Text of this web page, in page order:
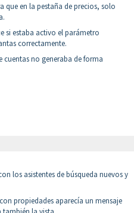
que en la pestaña de precios, solo
si estaba activo el parámetro
correctamente.
no generaba de forma
los asistentes de búsqueda nuevos y
propiedades aparecía un mensaje